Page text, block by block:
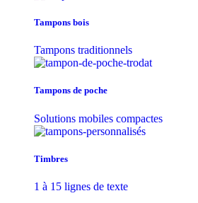
Tampons bois
Tampons traditionnels
Tampons de poche
Solutions mobiles compactes
Timbres
1 à 15 lignes de texte